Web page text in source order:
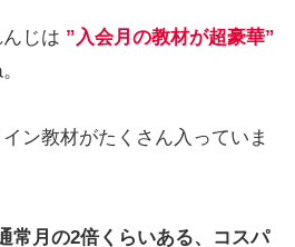
じは ”入会月の教材が超豪華”
ン教材がたくさん入っていま
常月の2倍くらいある、コスパ